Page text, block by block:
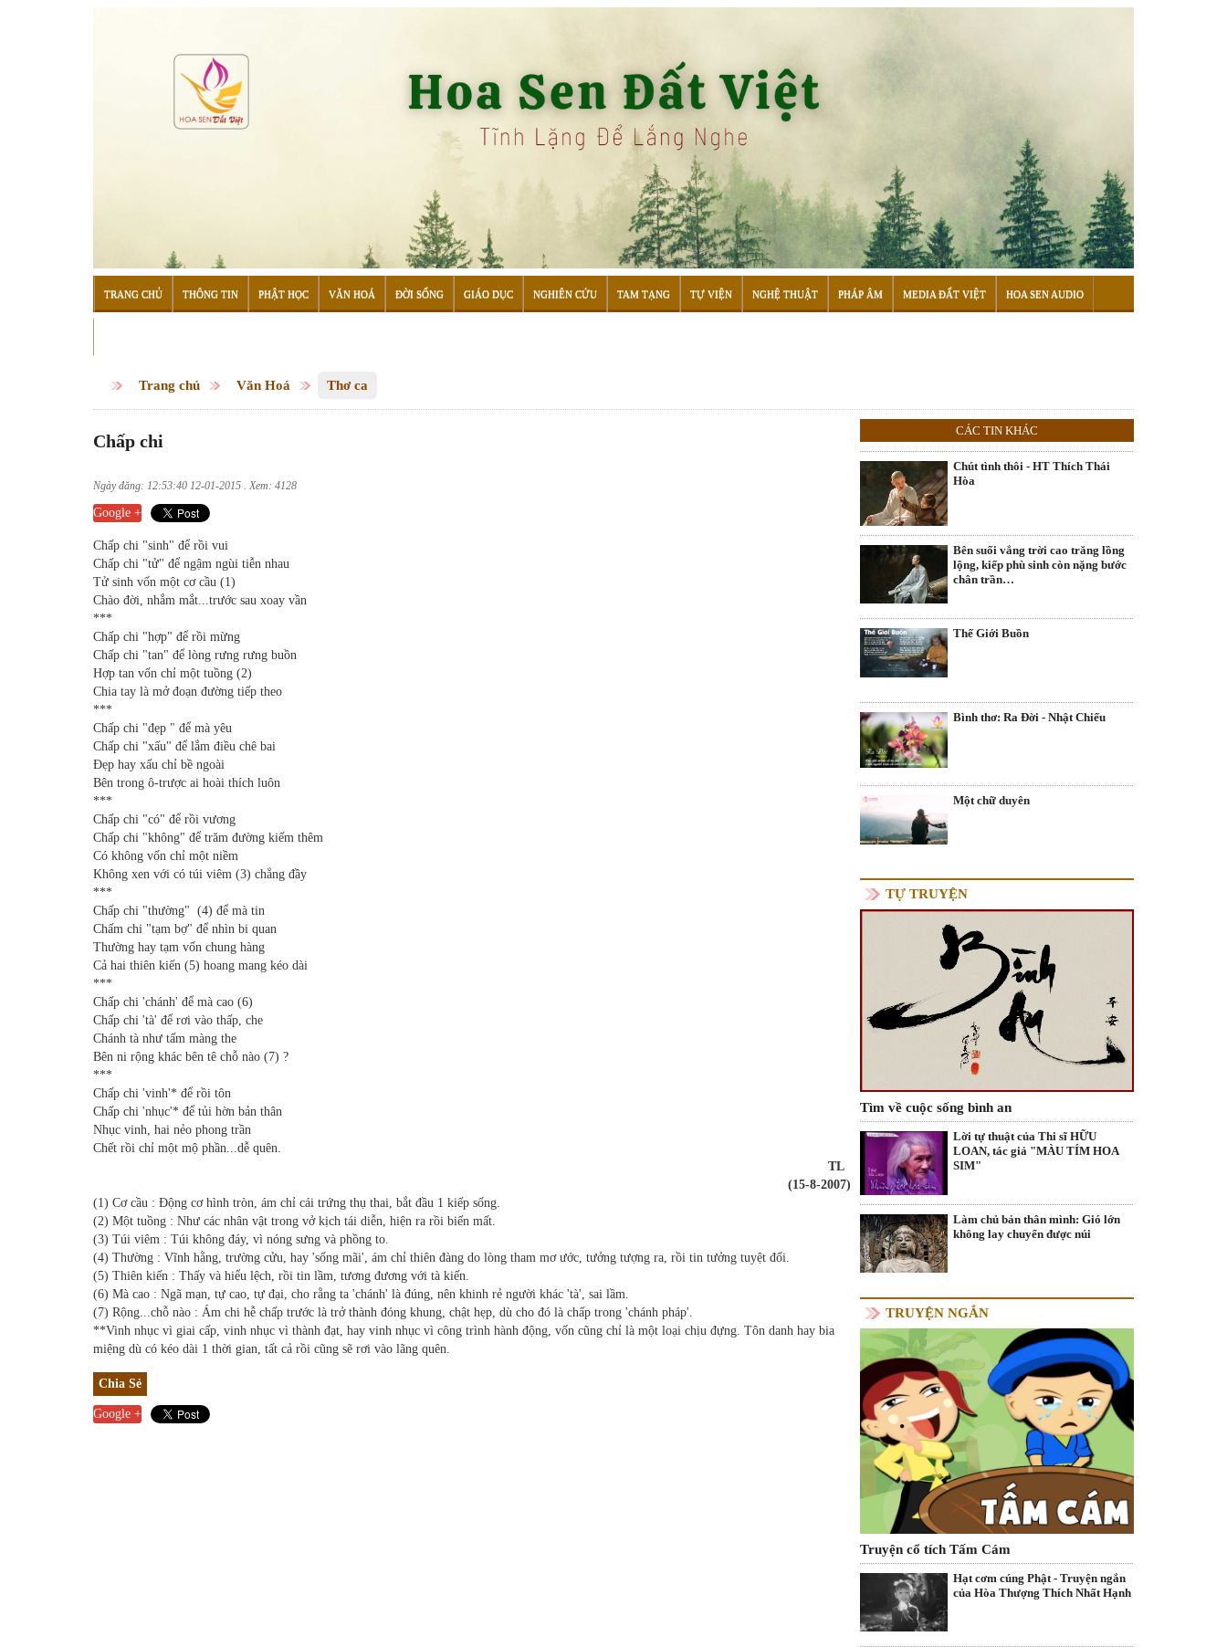
TRANG CHỦ THÔNG TIN PHẬT HỌC VĂN HOÁ ĐỜI SỐNG GIÁO DỤC NGHIÊN CỨU TAM TẠNG TỰ VIỆN NGHỆ THUẬT PHÁP ÂM MEDIA ĐẤT VIỆT HOA SEN AUDIO
Trang chủ Văn Hoá Thơ ca
Chấp chi
Ngày đăng: 12:53:40 12-01-2015 . Xem: 4128
Google +
Chấp chi "sinh" để rồi vui
Chấp chi "tử" để ngậm ngùi tiễn nhau
Tử sinh vốn một cơ cầu (1)
Chào đời, nhắm mắt...trước sau xoay vần
***
Chấp chi "hợp" để rồi mừng
Chấp chi "tan" để lòng rưng rưng buồn
Hợp tan vốn chỉ một tuồng (2)
Chia tay là mở đoạn đường tiếp theo
***
Chấp chi "đẹp " để mà yêu
Chấp chi "xấu" để lắm điều chê bai
Đẹp hay xấu chỉ bề ngoài
Bên trong ô-trược ai hoài thích luôn
***
Chấp chi "có" để rồi vương
Chấp chi "không" để trăm đường kiếm thêm
Có không vốn chỉ một niềm
Không xen với có túi viêm (3) chẳng đầy
***
Chấp chi "thường" (4) để mà tin
Chấm chi "tạm bợ" để nhìn bi quan
Thường hay tạm vốn chung hàng
Cả hai thiên kiến (5) hoang mang kéo dài
***
Chấp chi 'chánh' để mà cao (6)
Chấp chi 'tà' để rơi vào thấp, che
Chánh tà như tấm màng the
Bên ni rộng khác bên tê chỗ nào (7) ?
***
Chấp chi 'vinh'* để rồi tôn
Chấp chi 'nhục'* để tủi hờn bản thân
Nhục vinh, hai nẻo phong trần
Chết rồi chỉ một mộ phần...dễ quên.
TL
(15-8-2007)
(1) Cơ cầu : Động cơ hình tròn, ám chỉ cái trứng thụ thai, bắt đầu 1 kiếp sống.
(2) Một tuồng : Như các nhân vật trong vở kịch tái diễn, hiện ra rồi biến mất.
(3) Túi viêm : Túi không đáy, vì nóng sưng và phồng to.
(4) Thường : Vĩnh hằng, trường cửu, hay 'sống mãi', ám chỉ thiên đàng do lòng tham mơ ước, tưởng tượng ra, rồi tin tưởng tuyệt đối.
(5) Thiên kiến : Thấy và hiểu lệch, rồi tin lầm, tương đương với tà kiến.
(6) Mà cao : Ngã mạn, tự cao, tự đại, cho rằng ta 'chánh' là đúng, nên khinh rẻ người khác 'tà', sai lầm.
(7) Rộng...chỗ nào : Ám chi hễ chấp trước là trở thành đóng khung, chật hẹp, dù cho đó là chấp trong 'chánh pháp'.
**Vinh nhục vì giai cấp, vinh nhục vì thành đạt, hay vinh nhục vì công trình hành động, vốn cũng chỉ là một loại chịu đựng. Tôn danh hay bia
miệng dù có kéo dài 1 thời gian, tất cả rồi cũng sẽ rơi vào lãng quên.
Chia Sẻ
Google +
CÁC TIN KHÁC
Chút tình thôi - HT Thích Thái
Hòa
Bên suối vắng trời cao trăng lồng
lộng, kiếp phù sinh còn nặng bước
chân trần…
Thế Giới Buồn
Bình thơ: Ra Đời - Nhật Chiếu
Một chữ duyên
TỰ TRUYỆN
Tìm về cuộc sống bình an
Lời tự thuật của Thi sĩ HỮU
LOAN, tác giả "MÀU TÍM HOA
SIM"
Làm chủ bản thân mình: Gió lớn
không lay chuyển được núi
TRUYỆN NGẮN
Truyện cổ tích Tấm Cám
Hạt cơm cúng Phật - Truyện ngắn
của Hòa Thượng Thích Nhất Hạnh